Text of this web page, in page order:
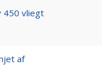
450 vliegt
af